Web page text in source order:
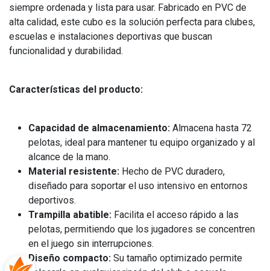
siempre ordenada y lista para usar. Fabricado en PVC de
alta calidad, este cubo es la solución perfecta para clubes,
escuelas e instalaciones deportivas que buscan
funcionalidad y durabilidad.
Características del producto:
Capacidad de almacenamiento: Almacena hasta 72
pelotas, ideal para mantener tu equipo organizado y al
alcance de la mano.
Material resistente: Hecho de PVC duradero,
diseñado para soportar el uso intensivo en entornos
deportivos.
Trampilla abatible: Facilita el acceso rápido a las
pelotas, permitiendo que los jugadores se concentren
en el juego sin interrupciones.
Diseño compacto: Su tamaño optimizado permite